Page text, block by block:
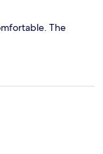
The